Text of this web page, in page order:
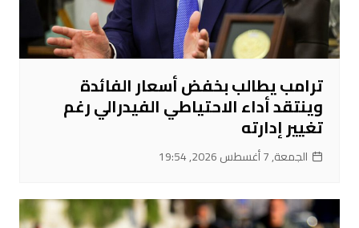
ترامب يطالب بخفض أسعار الفائدة
وينتقد أداء الاحتياطي الفيدرالي رغم
تغيير إدارته
الجمعة, 7 أغسطس 2026, 19:54